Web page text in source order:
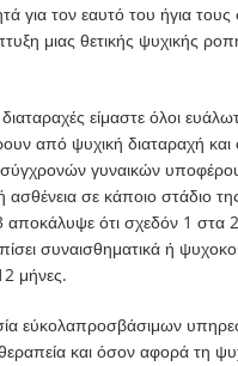
για τον εαυτότου ήγια
μιας θετικής ψυχικής
είμαστε όλοι
από ψυχική διαταραχή και
γυναικών
ασθένεια σε κάποιο στάδιο
αποκάλυψε ότι σχεδόν 1 στα
συναισθηματικά ή
μήνες.
εύκολαπροσβάσιμων
και όσον αφορά τη